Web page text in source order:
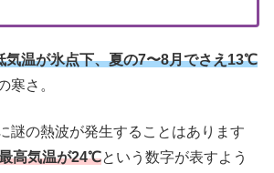
気温が氷点下、夏の7〜8月でさえ13℃
寒さ。
謎の熱波が発生することはあります
高気温が24℃という数字が表すよう